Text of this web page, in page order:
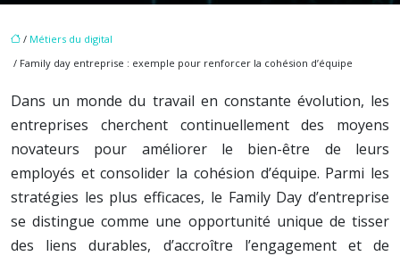
/ Métiers du digital
/ Family day entreprise : exemple pour renforcer la cohésion d’équipe
Dans un monde du travail en constante évolution, les
entreprises cherchent continuellement des moyens
novateurs pour améliorer le bien-être de leurs
employés et consolider la cohésion d’équipe. Parmi les
stratégies les plus efficaces, le Family Day d’entreprise
se distingue comme une opportunité unique de tisser
des liens durables, d’accroître l’engagement et de